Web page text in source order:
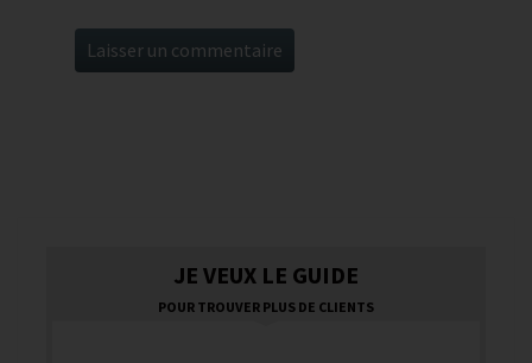
JE VEUX LE GUIDE
POUR TROUVER PLUS DE CLIENTS